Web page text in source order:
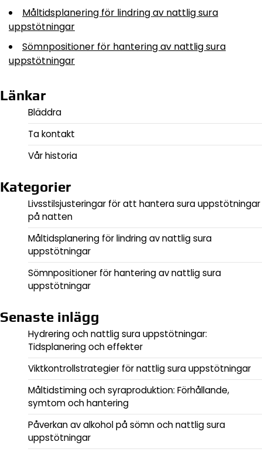
Måltidsplanering för lindring av nattlig sura
uppstötningar
Sömnpositioner för hantering av nattlig sura
uppstötningar
Länkar
Bläddra
Ta kontakt
Vår historia
Kategorier
Livsstilsjusteringar för att hantera sura uppstötningar
på natten
Måltidsplanering för lindring av nattlig sura
uppstötningar
Sömnpositioner för hantering av nattlig sura
uppstötningar
Senaste inlägg
Hydrering och nattlig sura uppstötningar:
Tidsplanering och effekter
Viktkontrollstrategier för nattlig sura uppstötningar
Måltidstiming och syraproduktion: Förhållande,
symtom och hantering
Påverkan av alkohol på sömn och nattlig sura
uppstötningar